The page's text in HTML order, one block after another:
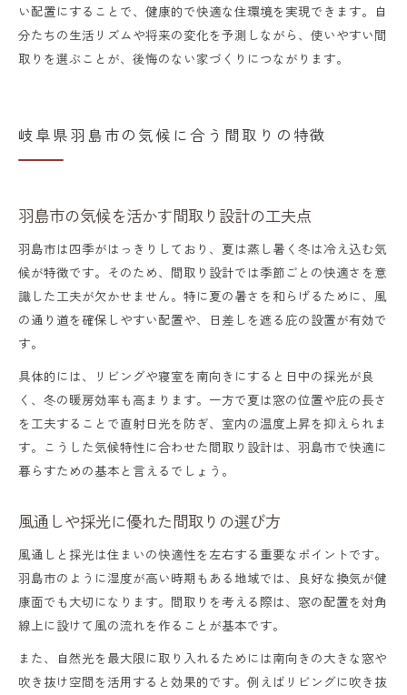
い配置にすることで、健康的で快適な住環境を実現できます。自
分たちの生活リズムや将来の変化を予測しながら、使いやすい間
取りを選ぶことが、後悔のない家づくりにつながります。
岐阜県羽島市の気候に合う間取りの特徴
羽島市の気候を活かす間取り設計の工夫点
羽島市は四季がはっきりしており、夏は蒸し暑く冬は冷え込む気
候が特徴です。そのため、間取り設計では季節ごとの快適さを意
識した工夫が欠かせません。特に夏の暑さを和らげるために、風
の通り道を確保しやすい配置や、日差しを遮る庇の設置が有効で
す。
具体的には、リビングや寝室を南向きにすると日中の採光が良
く、冬の暖房効率も高まります。一方で夏は窓の位置や庇の長さ
を工夫することで直射日光を防ぎ、室内の温度上昇を抑えられま
す。こうした気候特性に合わせた間取り設計は、羽島市で快適に
暮らすための基本と言えるでしょう。
風通しや採光に優れた間取りの選び方
風通しと採光は住まいの快適性を左右する重要なポイントです。
羽島市のように湿度が高い時期もある地域では、良好な換気が健
康面でも大切になります。間取りを考える際は、窓の配置を対角
線上に設けて風の流れを作ることが基本です。
また、自然光を最大限に取り入れるためには南向きの大きな窓や
吹き抜け空間を活用すると効果的です。例えばリビングに吹き抜